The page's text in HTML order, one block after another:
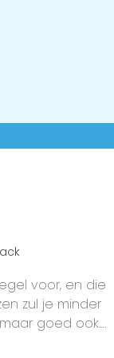
voor, en die
zul je minder
goed ook.’